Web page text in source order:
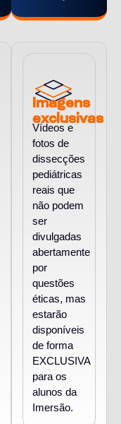
Imagens
exclusivas
Vídeos e
fotos de
dissecções
pediátricas
reais que
não podem
ser
divulgadas
abertamente
por
questões
éticas, mas
estarão
disponíveis
de forma
EXCLUSIVA
para os
alunos da
Imersão.